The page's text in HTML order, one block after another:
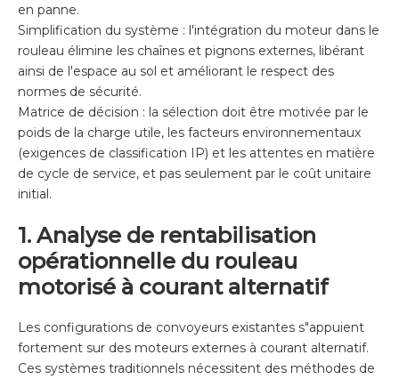
en panne.
Simplification du système : l'intégration du moteur dans le
rouleau élimine les chaînes et pignons externes, libérant
ainsi de l'espace au sol et améliorant le respect des
normes de sécurité.
Matrice de décision : la sélection doit être motivée par le
poids de la charge utile, les facteurs environnementaux
(exigences de classification IP) et les attentes en matière
de cycle de service, et pas seulement par le coût unitaire
initial.
1. Analyse de rentabilisation
opérationnelle du rouleau
motorisé à courant alternatif
Les configurations de convoyeurs existantes s"appuient
fortement sur des moteurs externes à courant alternatif.
Ces systèmes traditionnels nécessitent des méthodes de